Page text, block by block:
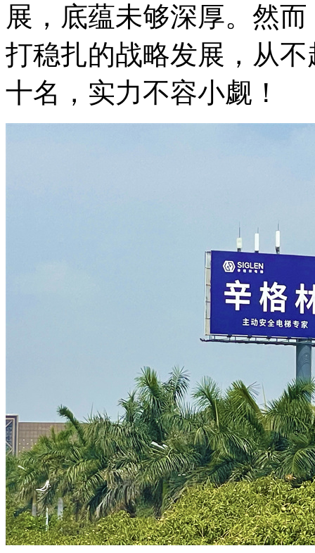
展，底蕴未够深厚。然
打稳扎的战略发展，从
十名，实力不容小觑！